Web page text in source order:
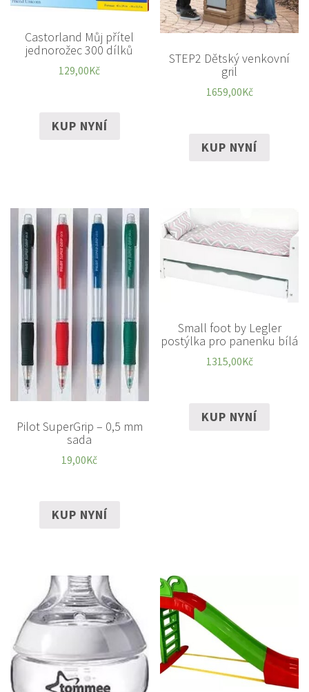
Castorland Můj přítel
jednorožec 300 dílků
129,00Kč
KUP NYNÍ
STEP2 Dětský venkovní
gril
1659,00Kč
KUP NYNÍ
Pilot SuperGrip – 0,5 mm
sada
19,00Kč
KUP NYNÍ
Small foot by Legler
postýlka pro panenku bílá
1315,00Kč
KUP NYNÍ